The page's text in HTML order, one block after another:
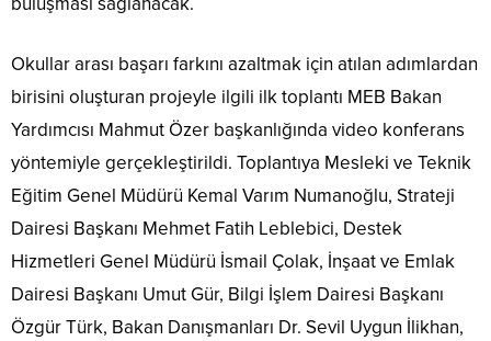
Okullar arası başarı farkını azaltmak için atılan adımlardan
birisini oluşturan projeyle ilgili ilk toplantı MEB Bakan
Yardımcısı Mahmut Özer başkanlığında video konferans
yöntemiyle gerçekleştirildi. Toplantıya Mesleki ve Teknik
Eğitim Genel Müdürü Kemal Varım Numanoğlu, Strateji
Dairesi Başkanı Mehmet Fatih Leblebici, Destek
Hizmetleri Genel Müdürü İsmail Çolak, İnşaat ve Emlak
Dairesi Başkanı Umut Gür, Bilgi İşlem Dairesi Başkanı
Özgür Türk, Bakan Danışmanları Dr. Sevil Uygun İlikhan,